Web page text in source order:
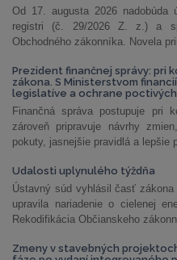
Od 17. augusta 2026 nadobúda
registri (č. 29/2026 Z. z.) a
Obchodného zákonníka. Novela
Prezident finančnej správy: pri
zákona. S Ministerstvom
legislatíve a ochrane
Finančná správa postupuje pri
zároveň pripravuje návrhy
pokuty, jasnejšie pravidlá a lepšie
Udalosti uplynulého týždňa
Ústavný súd vyhlásil časť
upravila nariadenie o cielenej
Rekodifikácia Občianskeho
Zmeny v stavebných